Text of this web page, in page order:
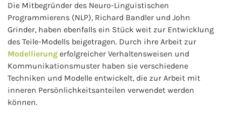
Die Mitbegründer des Neuro-Linguistischen
Programmierens (NLP), Richard Bandler und John
Grinder, haben ebenfalls ein Stück weit zur Entwicklung
des Teile-Modells beigetragen. Durch ihre Arbeit zur
Modellierung erfolgreicher Verhaltensweisen und
Kommunikationsmuster haben sie verschiedene
Techniken und Modelle entwickelt, die zur Arbeit mit
inneren Persönlichkeitsanteilen verwendet werden
können.